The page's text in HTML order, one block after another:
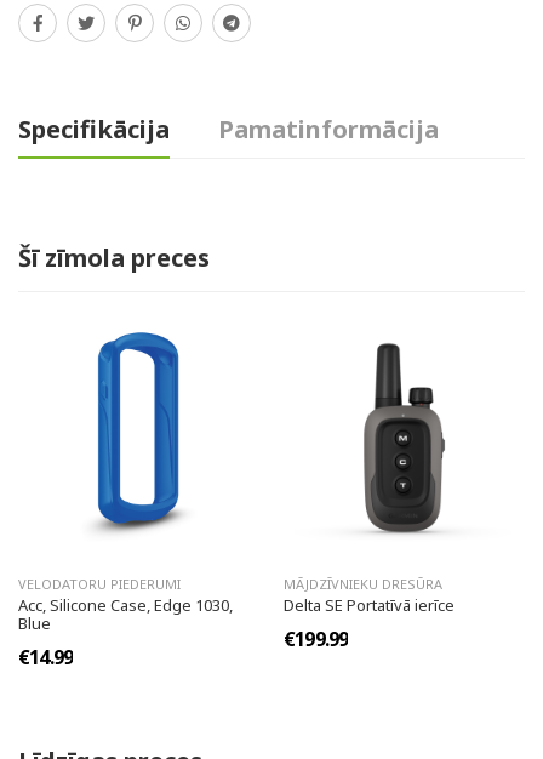
Specifikācija Pamatinformācija
Šī zīmola preces
VELODATORU PIEDERUMI
Acc, Silicone Case, Edge 1030,
Blue
€14.99
MĀJDZĪVNIEKU DRESŪRA
Delta SE Portatīvā ierīce
€199.99